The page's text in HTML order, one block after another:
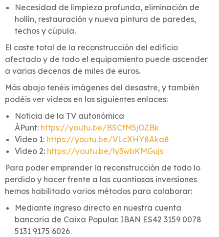
Necesidad de limpieza profunda, eliminación de
hollín, restauración y nueva pintura de paredes,
techos y cúpula.
El coste total de la reconstrucción del edificio
afectado y de todo el equipamiento puede ascender
a varias decenas de miles de euros.
Más abajo tenéis imágenes del desastre, y también
podéis ver vídeos en los siguientes enlaces:
Noticia de la TV autonómica
ÀPunt: https://youtu.be/BSCfM5jOZBk
Vídeo 1: https://youtu.be/VLcXHY8Aka8
Vídeo 2: https://youtu.be/ly3wbKMGujs
Para poder emprender la reconstrucción de todo lo
perdido y hacer frente a las cuantiosas inversiones
hemos habilitado varios métodos para colaborar:
Mediante ingreso directo en nuestra cuenta
bancaria de Caixa Popular. IBAN ES42 3159 0078
5131 9175 6026